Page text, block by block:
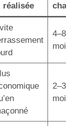
réalisée
4–8
mois
2–3
mois